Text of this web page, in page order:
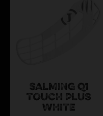
SALMING Q1
TOUCH PLUS
WHITE